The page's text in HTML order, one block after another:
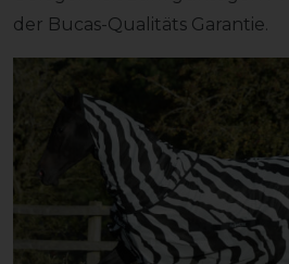
der Bucas-Qualitäts Garantie.